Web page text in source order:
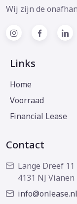
Wij zijn de
Links
Home
Voorraad
Financial Lease
Contact
Lange Dreef 11
4131 NJ Vianen
info@onlease.nl